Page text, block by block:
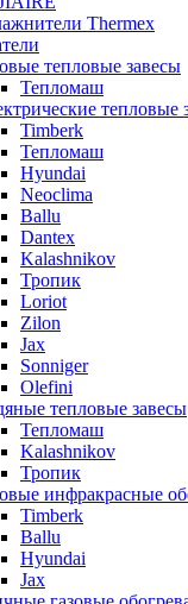
Thermex
тепловые завесы
Тепломаш
тепловые
Timberk
Тепломаш
Hyundai
Neoclima
Ballu
Dantex
Kalashnikov
Тропик
Loriot
Zilon
Jax
Sonniger
Olefini
тепловые завесы
Тепломаш
Kalashnikov
Тропик
инфракрасные
Timberk
Ballu
Hyundai
Jax